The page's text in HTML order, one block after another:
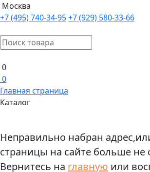
Москва
+7 (495) 740-34-95+7 (929) 580-33-66
0
0
Главная страница
Каталог
Неправильно набран
страницы на сайте больше не
Вернитесь на главную или